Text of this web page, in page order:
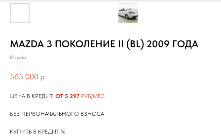
MAZDA 3 ПОКОЛЕНИЕ II (BL) 2009 ГОДА
Mazda
565 000 р.
ЦЕНА В КРЕДИТ: ОТ 5 297 РУБ/МЕС.
БЕЗ ПЕРВОНАЧАЛЬНОГО ВЗНОСА
КУПИТЬ В КРЕДИТ %